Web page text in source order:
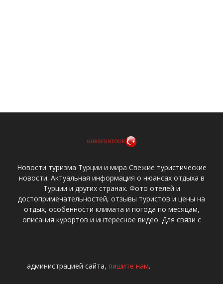
Новости туризма Турции и мира Свежие туристические
новости. Актуальная информация о нюансах отдыха в
Турции и других странах. Фото отелей и
достопримечательностей, отзывы туристов и цены на
отдых, особенности климата и погода по месяцам,
описания курортов и интересное видео. Для связи с
администрацией сайта, пишите нам.